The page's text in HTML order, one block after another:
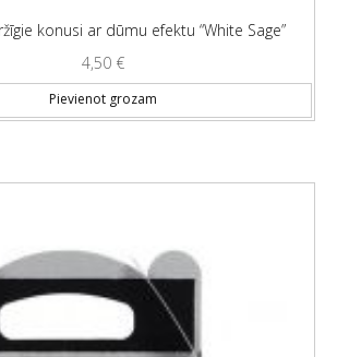
konusi ar dūmu efektu “White Sage”
4,50 €
Pievienot grozam